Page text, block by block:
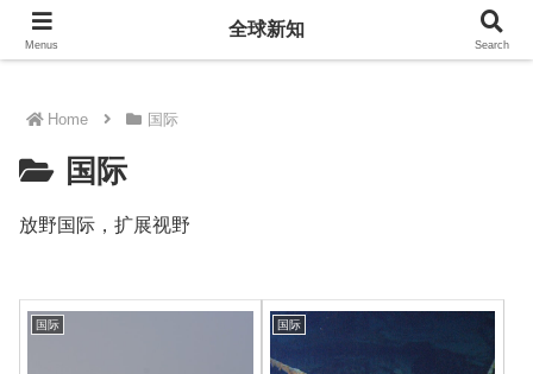
全球新知
Home 国际
国际
放野国际，扩展视野
国际 国际
Menus
全球新知
Search